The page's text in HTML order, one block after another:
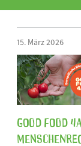
15. März 2026
Good Food